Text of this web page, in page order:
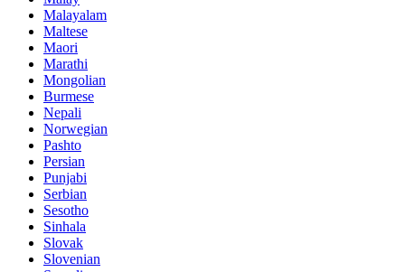
Malayalam
Maltese
Maori
Marathi
Mongolian
Burmese
Nepali
Norwegian
Pashto
Persian
Punjabi
Serbian
Sesotho
Sinhala
Slovak
Slovenian